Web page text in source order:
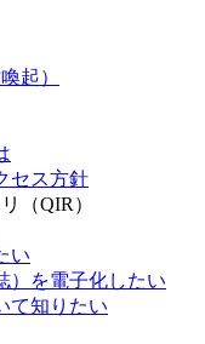
起）
セス方針
（QIR）
い
）を電子化したい
て知りたい